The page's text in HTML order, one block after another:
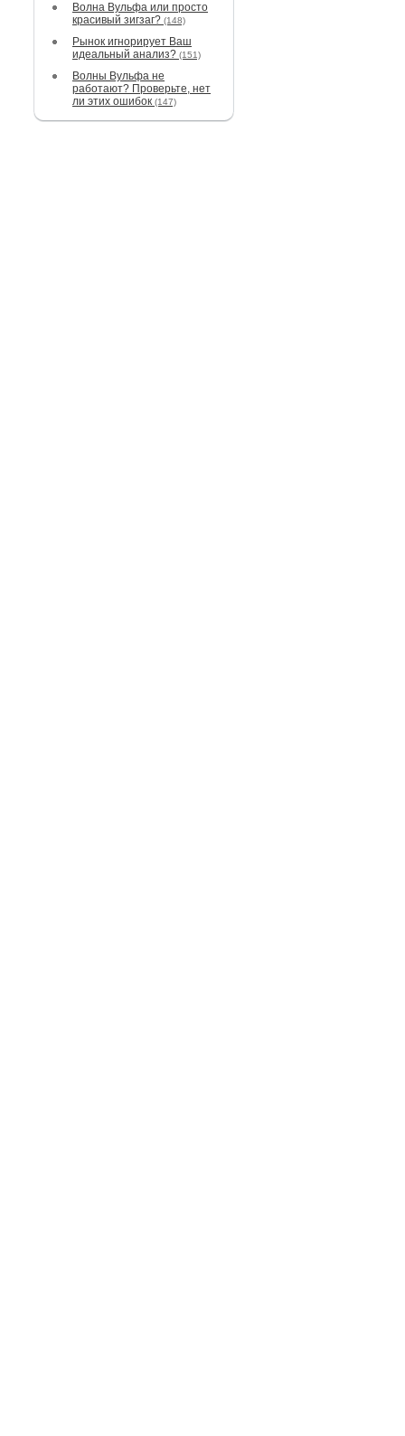
Волна Вульфа или просто
красивый зигзаг? (148)
Рынок игнорирует Ваш
идеальный анализ? (151)
Волны Вульфа не
работают? Проверьте, нет
ли этих ошибок (147)